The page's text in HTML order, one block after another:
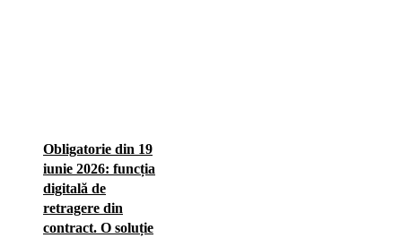
Obligatorie din 19
iunie 2026: funcția
digitală de
retragere din
contract. O soluție